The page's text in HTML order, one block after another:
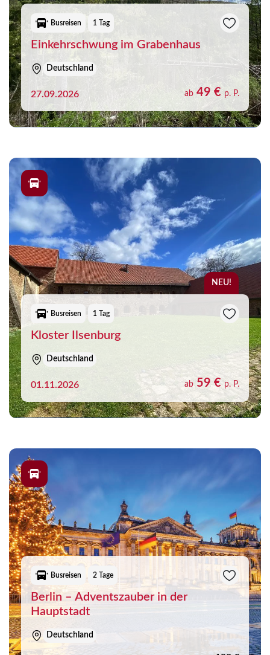
Busreisen 1 Tag
Einkehrschwung im Grabenhaus
Deutschland
27.09.2026 ab 49 € p. P.
NEU!
Busreisen 1 Tag
Kloster Ilsenburg
Deutschland
01.11.2026 ab59 €p. P.
Busreisen 2 Tage
Berlin – Adventszauber in der
Hauptstadt
Deutschland